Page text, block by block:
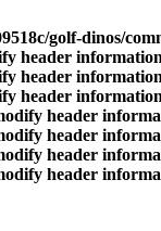
golf-dinos/
header
header
header
header
header
header
header